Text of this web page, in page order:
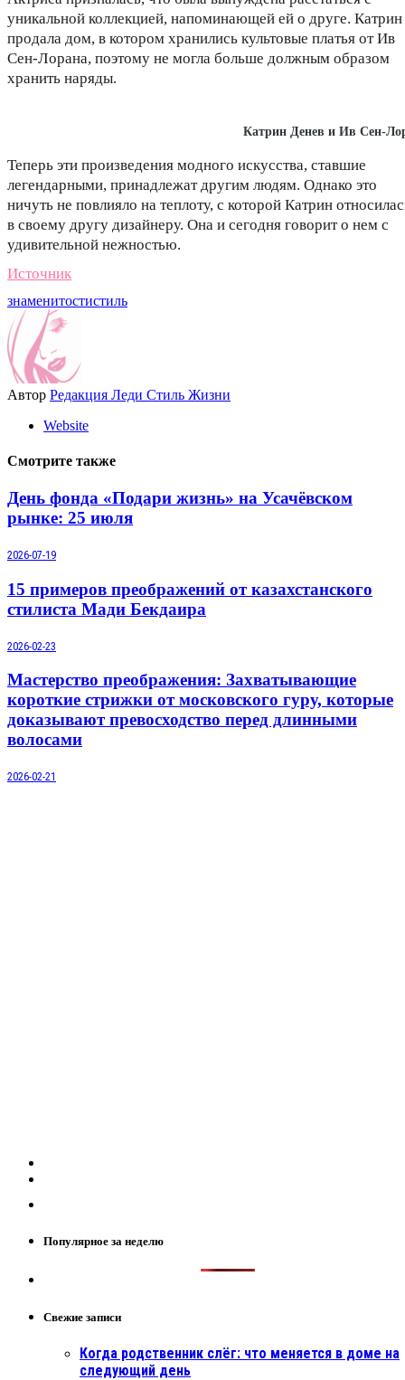
уникальной коллекцией, напоминающей ей о друге. Катрин
продала дом, в котором хранились культовые платья от Ив
Сен-Лорана, поэтому не могла больше должным образом
хранить наряды.
Катрин Денев и Ив Сен-
Теперь эти произведения модного искусства, ставшие
легендарными, принадлежат другим людям. Однако это
ничуть не повлияло на теплоту, с которой Катрин
в своему другу дизайнеру. Она и сегодня говорит о нем с
удивительной нежностью.
Источник
знаменитостистиль
Автор Редакция Леди Стиль Жизни
Website
Смотрите также
День фонда «Подари жизнь» на Усачёвском
рынке: 25 июля
2026-07-19
15 примеров преображений от казахстанского
стилиста Мади Бекдаира
2026-02-23
Мастерство преображения: Захватывающие
короткие стрижки от московского гуру, которые
доказывают превосходство перед длинными
волосами
2026-02-21
Популярное за неделю
Свежие записи
Когда родственник слёг: что меняется в доме на
следующий день